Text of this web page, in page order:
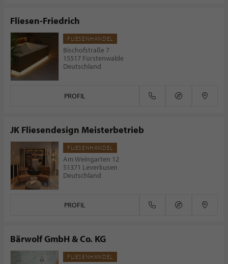
Fliesen-Friedrich
FLIESENHANDEL
Bischofstraße 7
15517 Fürstenwalde
Deutschland
PROFIL
JK Fliesendesign Meisterbetrieb
FLIESENHANDEL
Am Weingarten 12
51371 Leverkusen
Deutschland
PROFIL
Bärwolf GmbH & Co. KG
FLIESENHANDEL